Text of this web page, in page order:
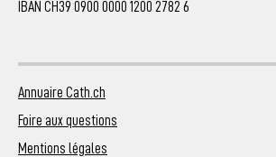
IBAN CH39 0900 0000 1200 2782 6
Annuaire Cath.ch
Foire aux questions
Mentions légales